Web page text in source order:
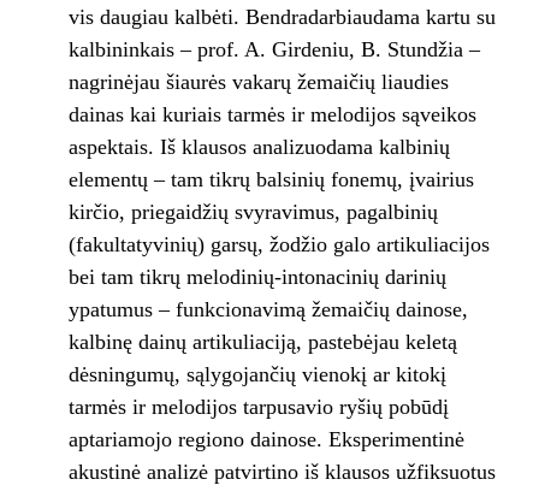
vis daugiau kalbėti. Bendradarbiaudama kartu su
kalbininkais – prof. A. Girdeniu, B. Stundžia –
nagrinėjau šiaurės vakarų žemaičių liaudies
dainas kai kuriais tarmės ir melodijos sąveikos
aspektais. Iš klausos analizuodama kalbinių
elementų – tam tikrų balsinių fonemų, įvairius
kirčio, priegaidžių svyravimus, pagalbinių
(fakultatyvinių) garsų, žodžio galo artikuliacijos
bei tam tikrų melodinių-intonacinių darinių
ypatumus – funkcionavimą žemaičių dainose,
kalbinę dainų artikuliaciją, pastebėjau keletą
dėsningumų, sąlygojančių vienokį ar kitokį
tarmės ir melodijos tarpusavio ryšių pobūdį
aptariamojo regiono dainose. Eksperimentinė
akustinė analizė patvirtino iš klausos užfiksuotus